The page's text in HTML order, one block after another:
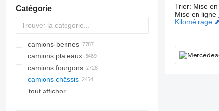
Catégorie
camions-bennes
camions plateaux
camions fourgons
camions châssis
tout afficher
2462
Trier: Mise
Mise en ligne
Kilométrage ⬈